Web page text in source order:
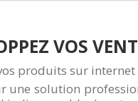
VOS
produits sur
une solution